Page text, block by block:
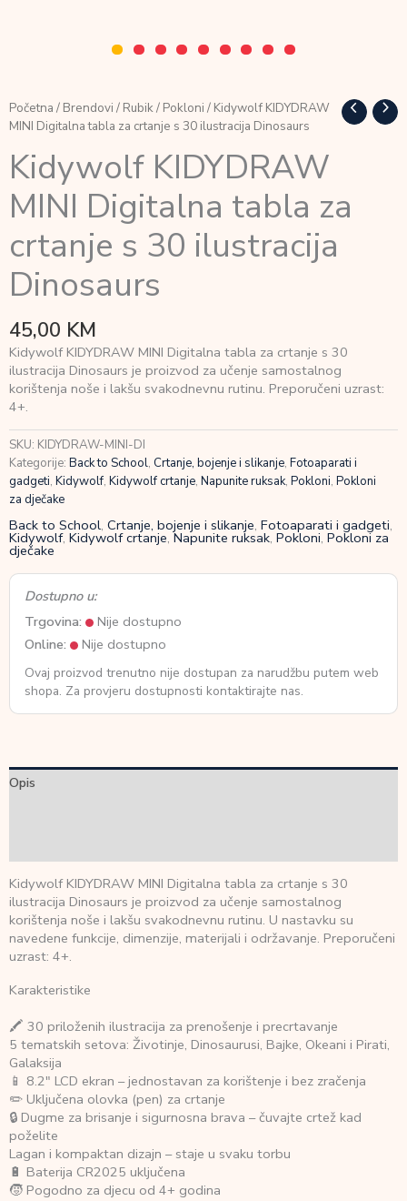
Početna / Brendovi / Rubik/ Pokloni / Kidywolf KIDYDRAW
MINI Digitalna tabla za crtanje s 30 ilustracija Dinosaurs
Kidywolf KIDYDRAW
MINI Digitalna tabla za
crtanje s 30 ilustracija
Dinosaurs
45,00 KM
Kidywolf KIDYDRAW MINI Digitalna tabla za crtanje s 30
ilustracija Dinosaurs je proizvod za učenje samostalnog
korištenja noše i lakšu svakodnevnu rutinu. Preporučeni uzrast:
4+.
SKU: KIDYDRAW-MINI-DI
Kategorije: Back to School, Crtanje, bojenje i slikanje, Fotoaparati i
gadgeti, Kidywolf, Kidywolf crtanje, Napunite ruksak, Pokloni, Pokloni
za dječake
Back to School, Crtanje, bojenje i slikanje, Fotoaparati i gadgeti,
Kidywolf, Kidywolf crtanje,Napunite ruksak, Pokloni, Pokloni za
dječake
Dostupno u:
Trgovina:
Nije dostupno
Online:
Nije dostupno
Ovaj proizvod trenutno nije dostupan za narudžbu putem web
shopa. Za provjeru dostupnosti kontaktirajte nas.
Opis
Kidywolf KIDYDRAW MINI Digitalna tabla za crtanje s 30
ilustracija Dinosaurs je proizvod za učenje samostalnog
korištenja noše i lakšu svakodnevnu rutinu. U nastavku su
navedene funkcije, dimenzije, materijali i održavanje. Preporučeni
uzrast: 4+.
Karakteristike
🖍️ 30 priloženih ilustracija za prenošenje i precrtavanje
5 tematskih setova: Životinje, Dinosaurusi, Bajke, Okeani i Pirati,
Galaksija
📱 8.2″ LCD ekran – jednostavan za korištenje i bez zračenja
✏️ Uključena olovka (pen) za crtanje
🔒 Dugme za brisanje i sigurnosna brava – čuvajte crtež kad
poželite
Lagan i kompaktan dizajn – staje u svaku torbu
🔋 Baterija CR2025 uključena
🧒 Pogodno za djecu od 4+ godina